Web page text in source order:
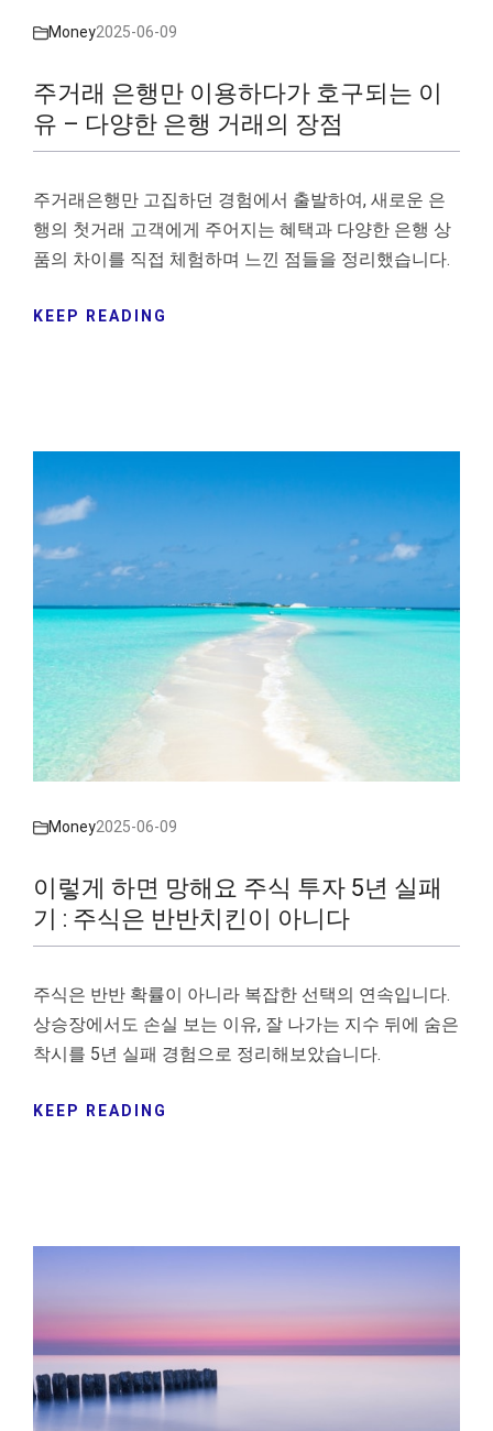
Money2025-06-09
주거래 은행만 이용하다가 호구되는 이
유 – 다양한 은행 거래의 장점
주거래은행만 고집하던 경험에서 출발하여, 새로운 은
행의 첫거래 고객에게 주어지는 혜택과 다양한 은행 상
품의 차이를 직접 체험하며 느낀 점들을 정리했습니다.
KEEP READING
Money2025-06-09
이렇게 하면 망해요 주식 투자 5년 실패
기 : 주식은 반반치킨이 아니다
주식은 반반 확률이 아니라 복잡한 선택의 연속입니다.
상승장에서도 손실 보는 이유, 잘 나가는 지수 뒤에 숨은
착시를 5년 실패 경험으로 정리해보았습니다.
KEEP READING